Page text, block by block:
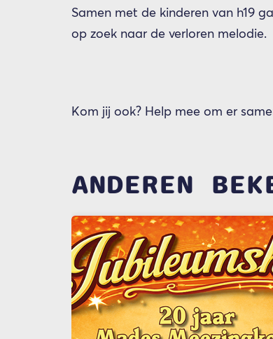
Samen met de kinderen van h19
op zoek naar de verloren melodie.
Kom jij ook? Help mee om er
ANDEREN